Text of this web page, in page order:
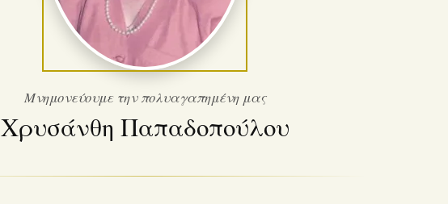
Μνημονεύουμε την πολυαγαπημένη μας
Χρυσάνθη Παπαδοπούλου